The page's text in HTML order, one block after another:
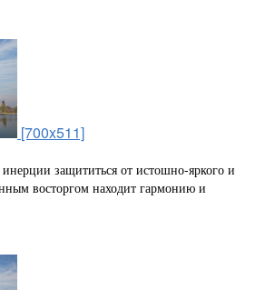
[700x511]
защититься от истошно-яркого и
восторгом находит гармонию и